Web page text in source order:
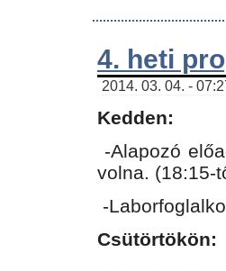
4. heti
2014. 03. 04. -
Kedden:
-Alapozó
volna. (18:15-
-
Csütörtökön: